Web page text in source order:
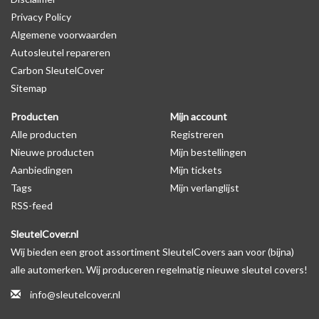
op de productfoto te kijken of er een logo zichtbaar is.
Levering
Voor 16:00 besteld = Dezelfde dag verzonden
Verzending naar België: 1/3 werkdagen
Specificaties
Merk: SleutelCover
Geschikt voor: Peugeot
Gewicht: 20g
Materiaal: Siliconen
Geschikt voor o.a. de volgende modellen:
* Afhankelijk van het bouwjaar
voorbeeld in de productfoto's
Privacy Policy
Algemene voorwaarden
Autosleutel repareren
Carbon SleutelCover
Sitemap
Producten
Alle producten
Nieuwe producten
Aanbiedingen
Tags
RSS-feed
Mijn account
Registreren
Mijn bestellingen
Mijn tickets
Mijn verlanglijst
SleutelCover.nl
Wij bieden een groot assortiment SleutelCovers aan voor (bijna)
alle automerken. Wij produceren regelmatig nieuwe sleutel covers!
info@sleutelcover.nl